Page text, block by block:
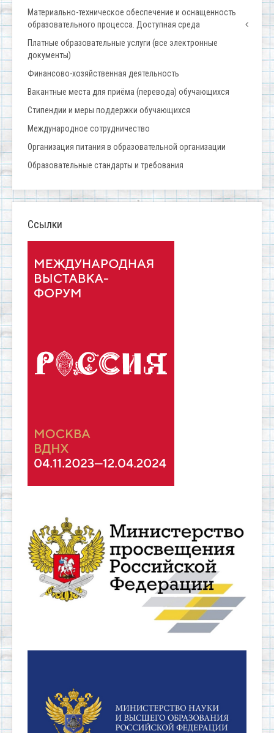
Материально-техническое обеспечение и оснащенность
образовательного процесса. Доступная среда
Платные образовательные услуги (все электронные
документы)
Финансово-хозяйственная деятельность
Вакантные места для приёма (перевода) обучающихся
Стипендии и меры поддержки обучающихся
Международное сотрудничество
Организация питания в образовательной организации
Образовательные стандарты и требования
Ссылки